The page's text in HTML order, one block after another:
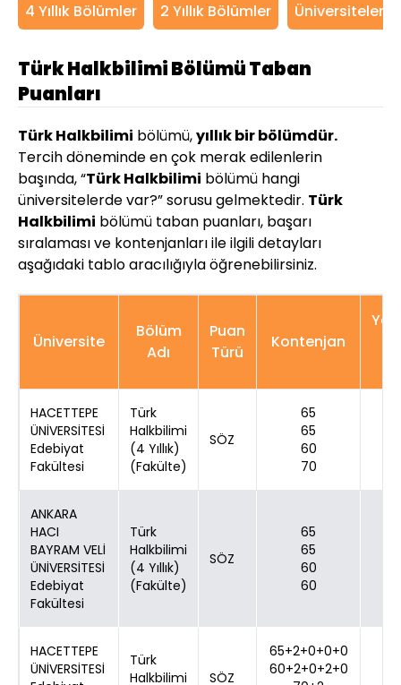
4 Yıllık Bölümler 2 Yıllık Bölümler
Türk Halkbilimi Bölümü Taban
Puanları
Türk Halkbilimi bölümü,yıllık bir bölümdür.
Tercih döneminde en çok merak edilenlerin
başında, “Türk Halkbilimi bölümü hangi
üniversitelerde var?” sorusu gelmektedir. Türk
Halkbilimi bölümü taban puanları, başarı
sıralaması ve kontenjanları ile ilgili detayları
aşağıdaki tablo aracılığıyla öğrenebilirsiniz.
Üniversite
Bölüm
Adı
Puan
Türü
Kontenjan
HACETTEPE
ÜNİVERSİTESİ
Edebiyat
Fakültesi
Türk
Halkbilimi
(4 Yıllık)
(Fakülte)
SÖZ
65
65
60
70
ANKARA
HACI
BAYRAM VELİ
ÜNİVERSİTESİ
Edebiyat
Fakültesi
Türk
Halkbilimi
(4 Yıllık)
(Fakülte)
SÖZ
65
65
60
60
HACETTEPE
ÜNİVERSİTESİ
Türk
Halkbilimi
SÖZ
65+2+0+0+0
60+2+0+2+0